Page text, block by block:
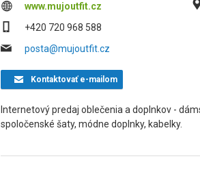
www.mujoutfit.cz
+420 720 968 588
posta@mujoutfit.cz
Kontaktovaťe-mailom
Internetový predaj oblečenia a doplnkov -
spoločenské šaty, módne doplnky, kabelky.